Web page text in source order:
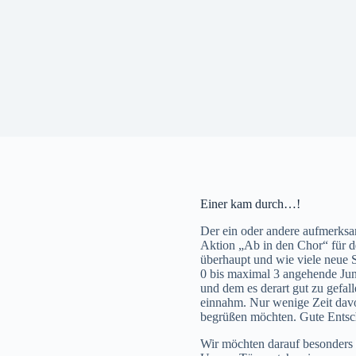
Einer kam durch…!
Der ein oder andere
Aktion „Ab in den Chor“ für
überhaupt und wie viele neue
0 bis maximal 3 angehende
und dem es derart gut zu
einnahm. Nur wenige Zeit
begrüßen möchten. Gute
Wir möchten darauf